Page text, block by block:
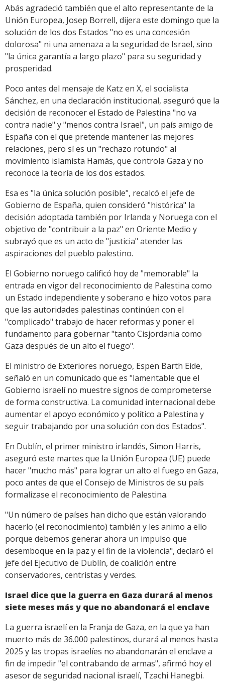
Abás agradeció también que el alto representante de la
Unión Europea, Josep Borrell, dijera este domingo que la
solución de los dos Estados "no es una concesión
dolorosa" ni una amenaza a la seguridad de Israel, sino
"la única garantía a largo plazo" para su seguridad y
prosperidad.
Poco antes del mensaje de Katz en X, el socialista
Sánchez, en una declaración institucional, aseguró que la
decisión de reconocer el Estado de Palestina "no va
contra nadie" y "menos contra Israel", un país amigo de
España con el que pretende mantener las mejores
relaciones, pero sí es un "rechazo rotundo" al
movimiento islamista Hamás, que controla Gaza y no
reconoce la teoría de los dos estados.
Esa es "la única solución posible", recalcó el jefe de
Gobierno de España, quien consideró "histórica" la
decisión adoptada también por Irlanda y Noruega con el
objetivo de "contribuir a la paz" en Oriente Medio y
subrayó que es un acto de "justicia" atender las
aspiraciones del pueblo palestino.
El Gobierno noruego calificó hoy de "memorable" la
entrada en vigor del reconocimiento de Palestina como
un Estado independiente y soberano e hizo votos para
que las autoridades palestinas continúen con el
"complicado" trabajo de hacer reformas y poner el
fundamento para gobernar "tanto Cisjordania como
Gaza después de un alto el fuego".
El ministro de Exteriores noruego, Espen Barth Eide,
señaló en un comunicado que es "lamentable que el
Gobierno israelí no muestre signos de comprometerse
de forma constructiva. La comunidad internacional debe
aumentar el apoyo económico y político a Palestina y
seguir trabajando por una solución con dos Estados".
En Dublín, el primer ministro irlandés, Simon Harris,
aseguró este martes que la Unión Europea (UE) puede
hacer "mucho más" para lograr un alto el fuego en Gaza,
poco antes de que el Consejo de Ministros de su país
formalizase el reconocimiento de Palestina.
"Un número de países han dicho que están valorando
hacerlo (el reconocimiento) también y les animo a ello
porque debemos generar ahora un impulso que
desemboque en la paz y el fin de la violencia", declaró el
jefe del Ejecutivo de Dublín, de coalición entre
conservadores, centristas y verdes.
Israel dice que la guerra en Gaza durará al menos
siete meses más y que no abandonará el enclave
La guerra israelí en la Franja de Gaza, en la que ya han
muerto más de 36.000 palestinos, durará al menos hasta
2025 y las tropas israelíes no abandonarán el enclave a
fin de impedir "el contrabando de armas", afirmó hoy el
asesor de seguridad nacional israelí, Tzachi Hanegbi.